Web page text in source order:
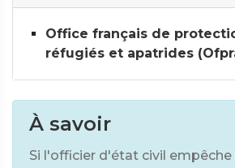
Office français de
réfugiés et apatrides
À savoir
Si l'officier d'état civil empêche